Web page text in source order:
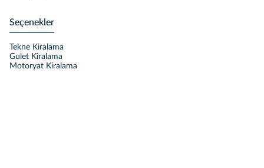
Seçenekler
Tekne Kiralama
Gulet Kiralama
Motoryat Kiralama